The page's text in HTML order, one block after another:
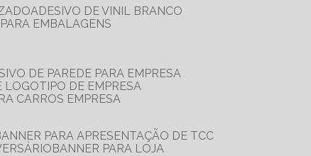
ADESIVO DE VINIL BRANCO
PARA EMBALAGENS
DE PAREDE PARA EMPRESA
LOGOTIPO DE EMPRESA
CARROS EMPRESA
BANNER PARA APRESENTAÇÃO DE TCC
BANNER PARA LOJA